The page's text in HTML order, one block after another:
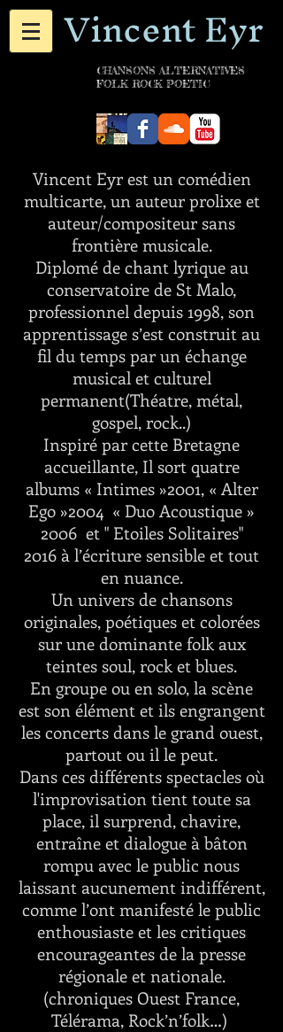
Vincent Eyr
CHANSONS ALTERNATIVES
FOLK ROCK POETIC
Vincent Eyr est un comédien
multicarte, un auteur prolixe et
auteur/compositeur sans
frontière musicale.
Diplomé de chant lyrique au
conservatoire de St Malo,
professionnel depuis 1998, son
apprentissage s’est construit au
fil du temps par un échange
musical et culturel
permanent(Théatre, métal,
gospel, rock..)
Inspiré par cette Bretagne
accueillante, Il sort quatre
albums « Intimes »2001, « Alter
Ego »2004 « Duo Acoustique »
2006 et " Etoiles Solitaires"
2016 à l’écriture sensible et tout
en nuance.
Un univers de chansons
originales, poétiques et colorées
sur une dominante folk aux
teintes soul, rock et blues.
En groupe ou en solo, la scène
est son élément et ils engrangent
les concerts dans le grand ouest,
partout ou il le peut.
Dans ces différents spectacles où
l'improvisation tient toute sa
place, il surprend, chavire,
entraîne et dialogue à bâton
rompu avec le public nous
laissant aucunement indifférent,
comme l’ont manifesté le public
enthousiaste et les critiques
encourageantes de la presse
régionale et nationale.
(chroniques Ouest France,
Télérama, Rock’n’folk…)